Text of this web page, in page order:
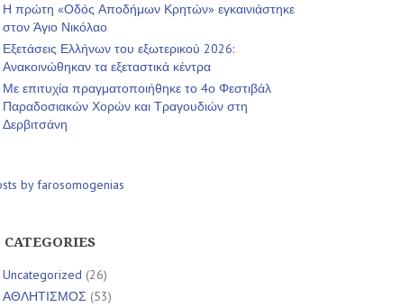
Η πρώτη «Οδός Αποδήμων Κρητών» εγκαινιάστηκε
στον Άγιο Νικόλαο
Εξετάσεις Ελλήνων του εξωτερικού 2026:
Ανακοινώθηκαν τα εξεταστικά κέντρα
Με επιτυχία πραγματοποιήθηκε το 4ο Φεστιβάλ
Παραδοσιακών Χορών και Τραγουδιών στη
Δερβιτσάνη
by farosomogenias
CATEGORIES
Uncategorized (26)
ΑΘΛΗΤΙΣΜΟΣ (53)